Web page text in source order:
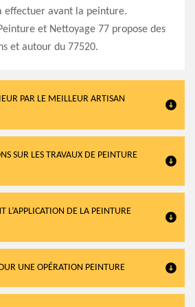
effectuer avant la peinture.
et Nettoyage 77 propose des
et autour du 77520.
PAR LE MEILLEUR ARTISAN
SUR LES TRAVAUX DE PEINTURE
L’APPLICATION DE LA PEINTURE
UNE OPÉRATION PEINTURE